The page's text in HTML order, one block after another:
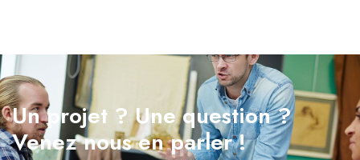
Un projet ? Une question ?
Venez nous en parler !